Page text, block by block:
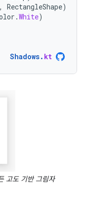
, RectangleShape)
.White)
Shadows. kt
고도 기반 그림자